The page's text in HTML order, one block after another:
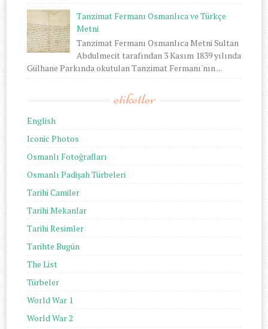
Tanzimat Fermanı Osmanlıca ve Türkçe
Metni
Tanzimat Fermanı Osmanlıca Metni Sultan
Abdulmecit tarafından 3 Kasım 1839 yılında
Gülhane Parkında okutulan Tanzimat Fermanı'nın ...
etiketler
English
Iconic Photos
Osmanlı Fotoğrafları
Osmanlı Padişah Türbeleri
Tarihi Camiler
Tarihi Mekanlar
Tarihi Resimler
Tarihte Bugün
The List
Türbeler
World War 1
World War 2